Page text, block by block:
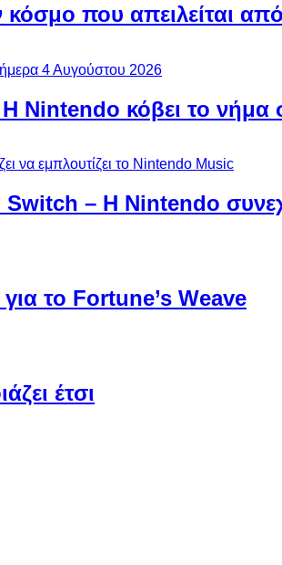
που απειλείται
Nintendo κόβει το
– Η Nintendo
το Fortune’s Weave
έτσι